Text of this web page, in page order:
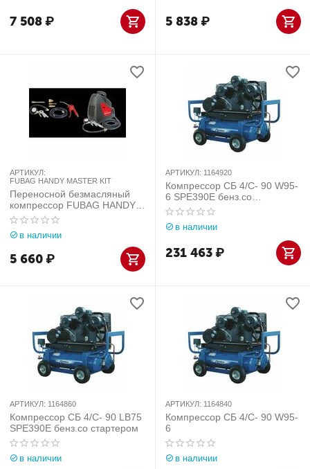
7 508₽ 5 838₽
АРТИКУЛ:
FUBAG HANDY MASTER KIT
Переносной безмасляный
компрессор FUBAG HANDY
MASTER KIT
в наличии
5 660₽
АРТИКУЛ: 1164920
Компрессор СБ 4/С- 90 W95-
6 SPE390E бенз.со
стартером
в наличии
231 463₽
АРТИКУЛ: 1164860
Компрессор СБ 4/С- 90 LB75
SPE390E бенз.со стартером
в наличии
АРТИКУЛ: 1164840
Компрессор СБ 4/С- 90 W95-
6
в наличии